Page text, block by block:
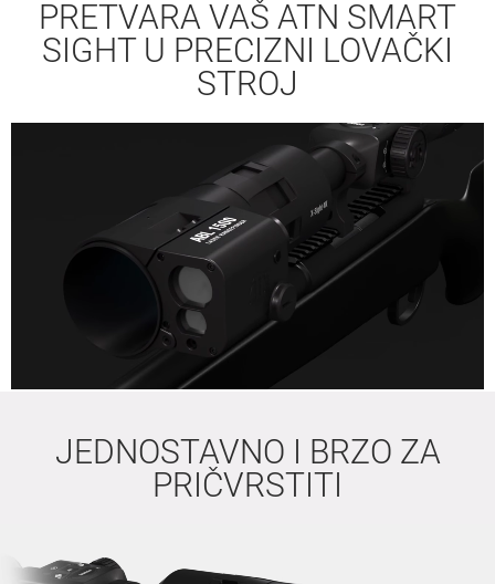
PRETVARA VAŠ ATN SMART
SIGHTU PRECIZNI LOVAČKI
STROJ
JEDNOSTAVNO I BRZO ZA
PRIČVRSTITI